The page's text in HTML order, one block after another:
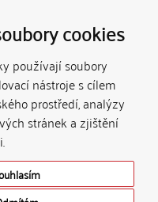
cookies
používají soubory
nástroje s cílem
prostředí, analýzy
stránek a zjištění